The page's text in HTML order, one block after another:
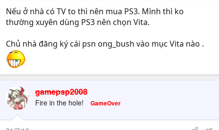
Nếu ở nhà có TV to thì nên mua PS3. Mình thì ko
thường xuyên dùng PS3 nên chọn Vita.
Chủ nhà đăng ký cái psn ong_bush vào mục Vita nào .
gamepsp2008
Fire in the hole! GameOver